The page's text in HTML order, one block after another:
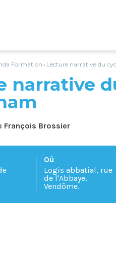
Formation › Lecture narrative du
narrative
François Brossier
Où
Logis abbatial, rue
de l'Abbaye,
Vendôme.